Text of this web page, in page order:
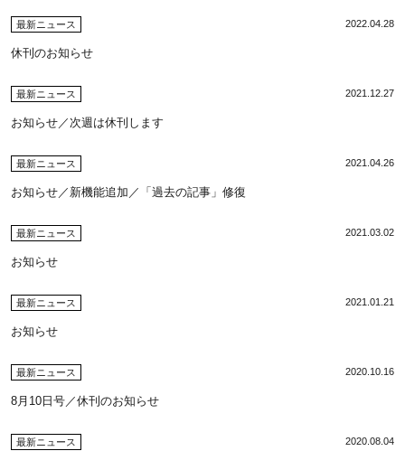
最新ニュース 2022.04.28
休刊のお知らせ
最新ニュース 2021.12.27
お知らせ／次週は休刊します
最新ニュース 2021.04.26
お知らせ／新機能追加／「過去の記事」修復
最新ニュース 2021.03.02
お知らせ
最新ニュース 2021.01.21
お知らせ
最新ニュース 2020.10.16
8月10日号／休刊のお知らせ
最新ニュース 2020.08.04